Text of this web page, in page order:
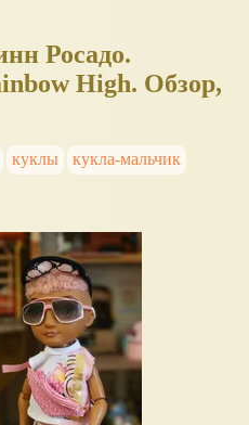
Росадо.
High. Обзор,
куклы
кукла-мальчик